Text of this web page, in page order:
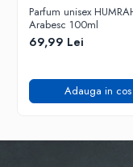
Parfum unisex HUMRAH
Arabesc 100ml
69,99 Lei
Adauga in cos